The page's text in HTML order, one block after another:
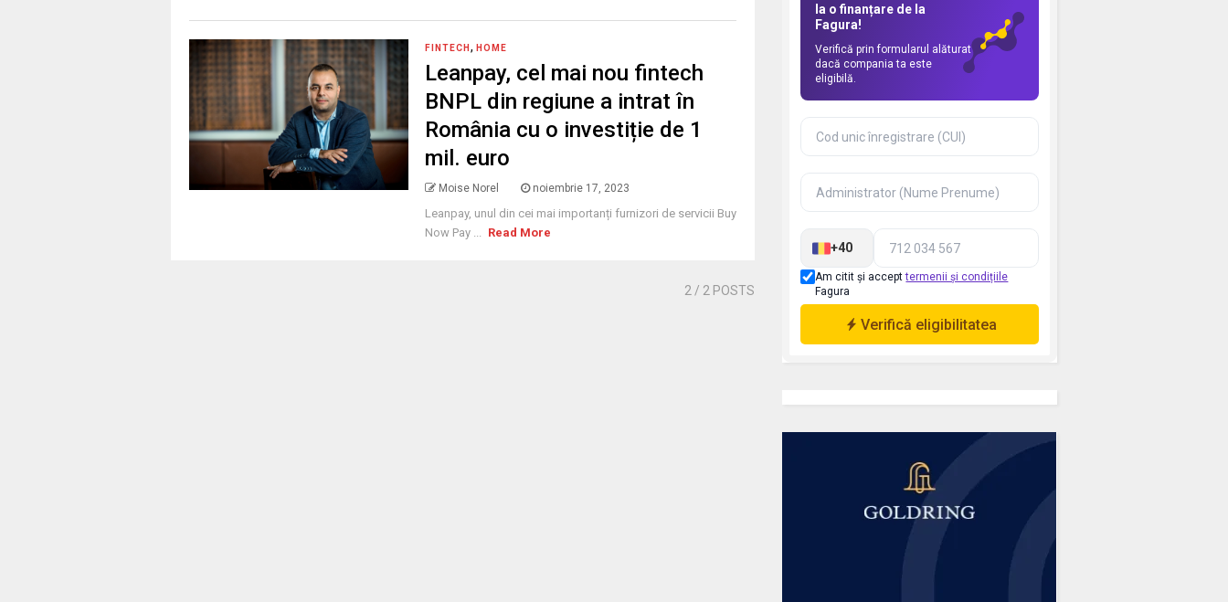
FINTECH , HOME
Leanpay, cel mai nou fintech
BNPL din regiune a intrat în
România cu o investiție de 1
mil. euro
Moise Norel noiembrie 17, 2023
Leanpay, unul din cei mai importanți furnizori de servicii Buy
Now Pay ... Read More
2 / 2 POSTS